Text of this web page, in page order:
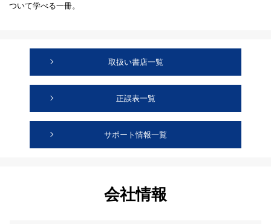
ついて学べる一冊。
取扱い書店一覧
正誤表一覧
サポート情報一覧
会社情報